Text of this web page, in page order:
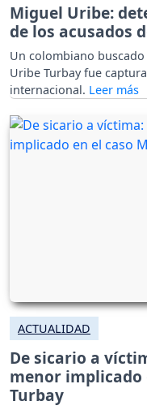
Miguel Uribe:
de los acusados
Un colombiano
Uribe Turbay fue
internacional.
ACTUALIDAD
De sicario a
menor implicado
Turbay